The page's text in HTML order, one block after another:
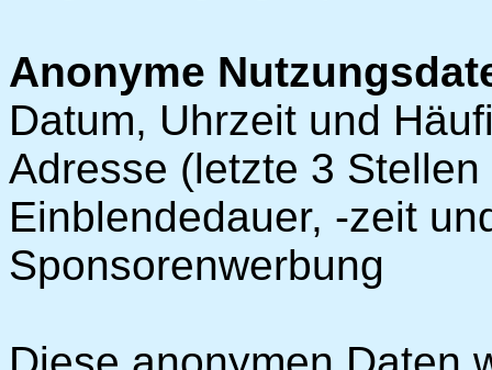
Anonyme
Datum, Uhrzeit und
Adresse (letzte 3
Einblendedauer, -zeit
Sponsorenwerbung